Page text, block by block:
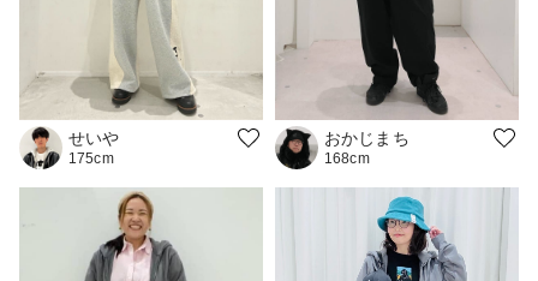
せいや
175cm
おかじまち
168cm